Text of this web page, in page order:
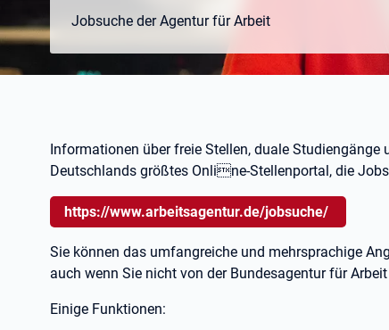
Jobsuche der Agentur für Arbeit
Informationen über freie Stellen, duale
Deutschlands größtes Online-Stellenportal, die
https://www.arbeitsagentur.de/jobsuche/
Sie können das umfangreiche und mehrsprachige
auch wenn Sie nicht von der Bundesagentur für
Einige Funktionen: